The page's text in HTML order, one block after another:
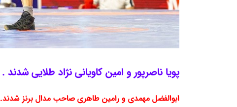
پویا ناصرپور و امین کاویانی نژاد طلایی شدند .
ابوالفضل مهمدی و رامین طاهری صاحب مدال برنز شدند.